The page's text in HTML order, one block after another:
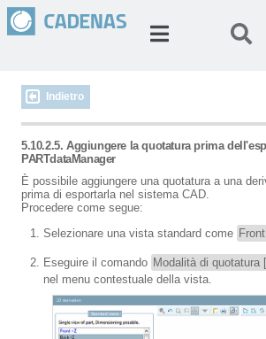
Indietro
5.10.2.5. Aggiungere la quotatura prima
PARTdataManager
È possibile aggiungere una quotatura a una
prima di esportarla nel sistema CAD.
Procedere come segue:
Selezionare una vista standard come
Eseguire il comando Modalità di quotatura
nel menu contestuale della vista.